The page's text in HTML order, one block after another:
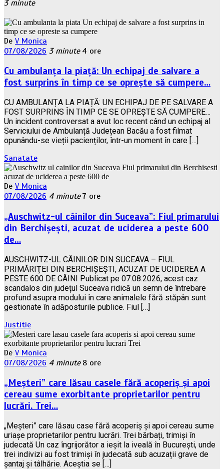
3 minute
De V Monica
07/08/2026 3 minute 4 ore
Cu ambulanța la piață: Un echipaj de salvare a
fost surprins în timp ce se oprește să cumpere…
CU AMBULANȚA LA PIAȚĂ: UN ECHIPAJ DE PE SALVARE A
FOST SURPRINS ÎN TIMP CE SE OPREȘTE SĂ CUMPERE…
Un incident controversat a avut loc recent când un echipaj al
Serviciului de Ambulanță Județean Bacău a fost filmat
opunându-se vieții pacienților, într-un moment în care […]
Sanatate
De V Monica
07/08/2026 4 minute 7 ore
„Auschwitz-ul câinilor din Suceava”: Fiul primarului
din Berchișești, acuzat de uciderea a peste 600
de…
AUSCHWITZ-UL CÂINILOR DIN SUCEAVA – FIUL
PRIMĂRIŢEI DIN BERCHIŞEŞTI, ACUZAT DE UCIDEREA A
PESTE 600 DE CÂINI Publicat pe 07.08.2026, acest caz
scandalos din județul Suceava ridică un semn de întrebare
profund asupra modului în care animalele fără stăpân sunt
gestionate în adăposturile publice. Fiul […]
Justitie
De V Monica
07/08/2026 4 minute 8 ore
„Meșteri” care lăsau casele fără acoperiș și apoi
cereau sume exorbitante proprietarilor pentru
lucrări. Trei…
„Meșteri” care lăsau case fără acoperiș și apoi cereau sume
uriașe proprietarilor pentru lucrări. Trei bărbați, trimiși în
judecată Un caz îngrijorător a ieșit la iveală în București, unde
trei indivizi au fost trimiși în judecată sub acuzații grave de
șantaj și tâlhărie. Aceștia se […]